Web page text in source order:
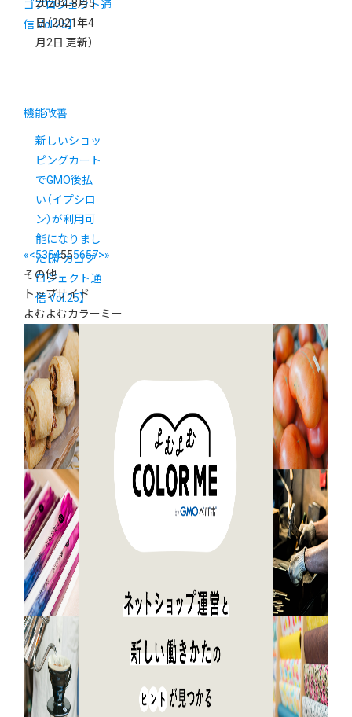
2020年8月5
日（2021年4
月2日 更新）
機能改善
新しいショッ
ピングカート
でGMO後払
い（イプシロ
ン）が利用可
能になりまし
た【新カゴプ
ロジェクト通
信 Vol.25】
«<5354555657>»
その他
トップサイド
よむよむカラーミー